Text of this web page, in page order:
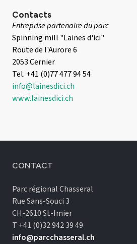
Contacts
Entreprise partenaire du parc
Spinning mill "Laines d'ici"
Route de l'Aurore 6
2053 Cernier
Tel. +41 (0)77 477 94 54
info@lainesdici.ch
www.lainesdici.ch
CONTACT
Parc régional Chasseral
Rue Sans-Souci 3
CH-2610 St-Imier
T +41 (0)32 942 39 49
info@parcchasseral.ch